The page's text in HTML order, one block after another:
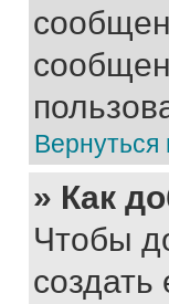
Вернуться
» Как
Чтобы
создать